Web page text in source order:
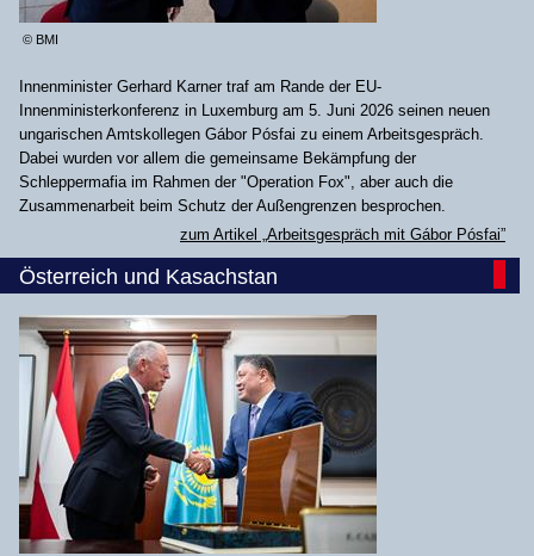
© BMI
Innenminister Gerhard Karner traf am Rande der EU-
Innenministerkonferenz in Luxemburg am 5. Juni 2026 seinen neuen
ungarischen Amtskollegen Gábor Pósfai zu einem Arbeitsgespräch.
Dabei wurden vor allem die gemeinsame Bekämpfung der
Schleppermafia im Rahmen der "Operation Fox", aber auch die
Zusammenarbeit beim Schutz der Außengrenzen besprochen.
zum Artikel „Arbeitsgespräch mit Gábor Pósfai”
Österreich und Kasachstan